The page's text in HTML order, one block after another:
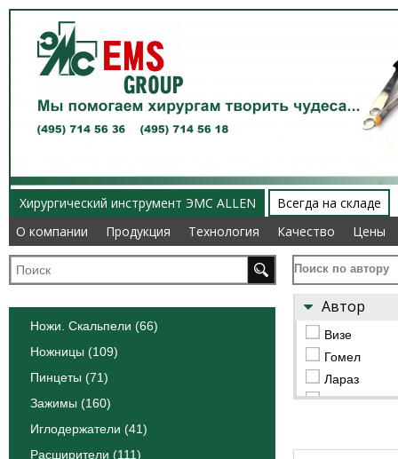
Хирургический инструмент ЭМС ALLEN
О компании
Продукция Технология Качество Цены
Всегда на складе
О компании
Продукция Технология Качество Цены
Поиск по автору
Ножи. Скальпели (66)
Ножницы (109)
Пинцеты (71)
Зажимы (160)
Иглодержатели (41)
Расширители (111)
Автор
Визе
Гомел
Лараз
Мини Адсон